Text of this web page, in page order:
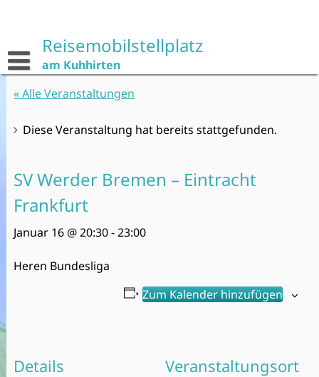
Reisemobilstellplatz
am Kuhhirten
« Alle Veranstaltungen
Diese Veranstaltung hat bereits stattgefunden.
SV Werder Bremen – Eintracht
Frankfurt
Januar 16 @ 20:30-23:00
Heren Bundesliga
Zum Kalender hinzufügen
Details Veranstaltungsort